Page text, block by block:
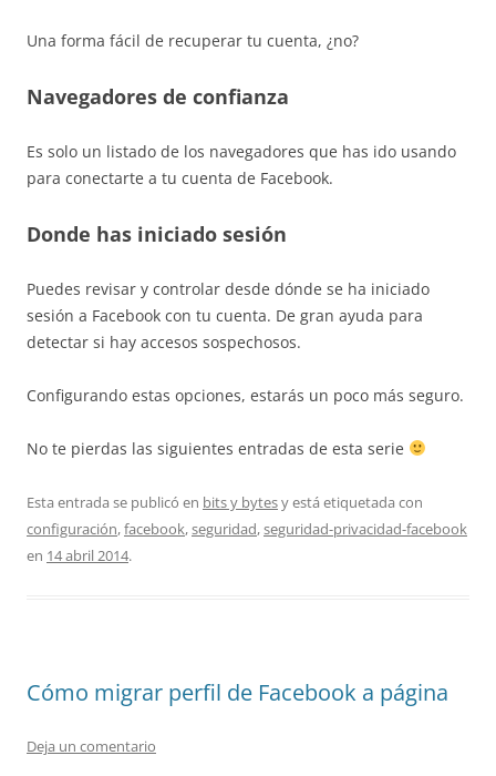
Una forma fácil de recuperar tu cuenta, ¿no?
Navegadores de confianza
Es solo un listado de los navegadores que has ido usando
para conectarte a tu cuenta de Facebook.
Donde has iniciado sesión
Puedes revisar y controlar desde dónde se ha iniciado
sesión a Facebook con tu cuenta. De gran ayuda para
detectar si hay accesos sospechosos.
Configurando estas opciones, estarás un poco más seguro.
No te pierdas las siguientes entradas de esta serie
Esta entrada se publicó en bits y bytesy está etiquetada con
configuración,facebook,seguridad,seguridad-privacidad-facebook
en 14 abril 2014.
Cómo migrar perfil de Facebook a página
Deja un comentario